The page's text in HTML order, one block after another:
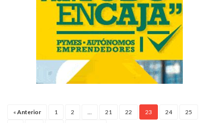
« Anterior 1 2 ... 21 22 23 24 25